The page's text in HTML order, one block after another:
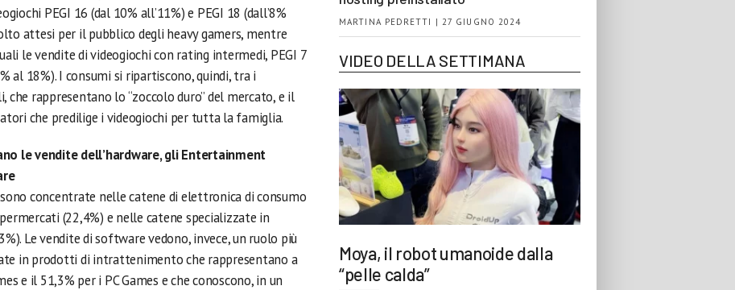
PEGI 16 (dal 10% all’11%) e PEGI 18 (dall’8%
attesi per il pubblico degli heavy gamers, mentre
le vendite di videogiochi con rating intermedi, PEGI 7
al 18%). I consumi si ripartiscono, quindi, tra i
rappresentano lo “zoccolo duro” del mercato, e il
che predilige i videogiochi per tutta la famiglia.
le vendite dell’hardware, gli Entertainment
concentrate nelle catene di elettronica di consumo
(22,4%) e nelle catene specializzate in
Le vendite di software vedono, invece, un ruolo più
in prodotti di intrattenimento che rappresentano a
e il 51,3% per i PC Games e che conoscono, in un
MARTINA PEDRETTI | 27 GIUGNO 2024
VIDEO DELLA SETTIMANA
Moya, il robot umanoide dalla
“pelle calda”